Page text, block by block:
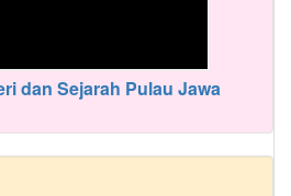
dan Sejarah Pulau Jawa